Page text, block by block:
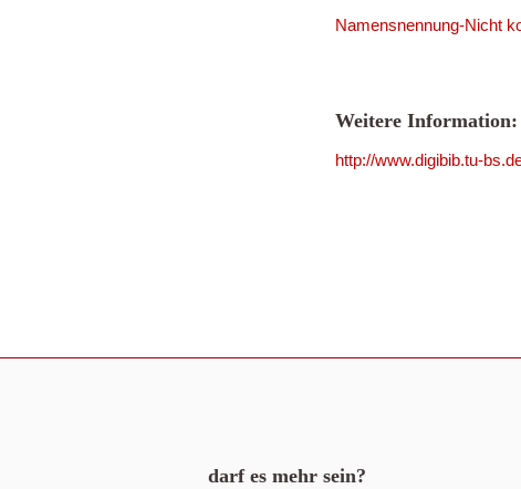
Namensnennung-Nicht
Weitere Information:
http://www.digibib.tu-
darf es mehr sein?